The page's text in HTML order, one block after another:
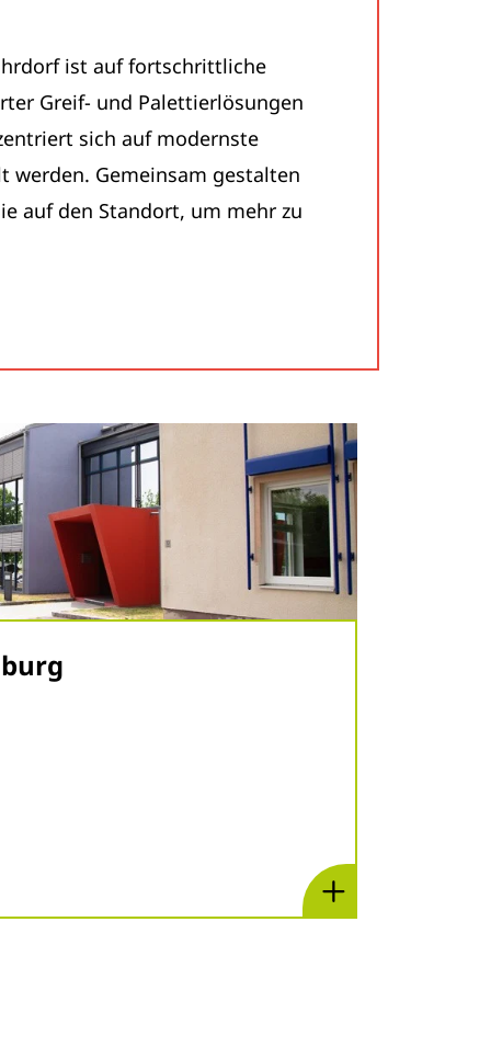
ist auf fortschrittliche
Greif- und Palettierlösungen
sich auf modernste
werden. Gemeinsam gestalten
auf den Standort, um mehr zu